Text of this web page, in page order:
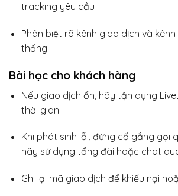
tracking yêu cầu
Phân biệt rõ kênh giao dịch và
thống
Bài học cho khách hàng
Nếu giao dịch ổn, hãy tận dụng
thời gian
Khi phát sinh lỗi, đừng cố gắng gọi
hãy sử dụng tổng đài hoặc chat
Ghi lại mã giao dịch để khiếu nại